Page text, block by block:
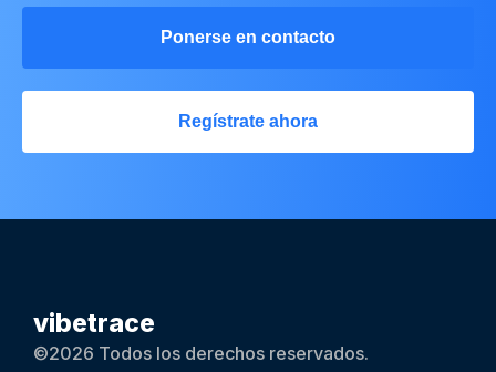
Ponerse en contacto
Regístrate ahora
vibetrace
©2026 Todos los derechos reservados.